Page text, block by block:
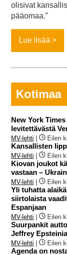
olisivat
pääomaa.”
Lue lisää
Kotimaa
New York
levitettävästä
MV-lehti Eilen
Kansallisten
MV-lehti Eilen
Kiovan joukot
vastaan –
MV-lehti Eilen
Yli tuhatta
siirtolaista
Espanjaan
MV-lehti Eilen
Suurpankit
Jeffrey
MV-lehti Eilen
Agenda on